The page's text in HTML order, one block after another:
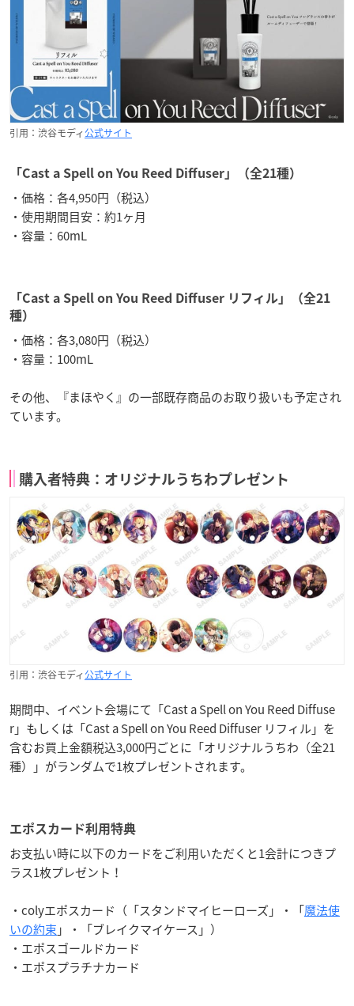
引用：渋谷モディ公式サイト
「Cast a Spell on You Reed Diffuser」（全21種）
・価格：各4,950円（税込）
・使用期間目安：約1ヶ月
・容量：60mL
「Cast a Spell on You Reed Diffuser リフィル」（全21
種）
・価格：各3,080円（税込）
・容量：100mL
その他、『まほやく』の一部既存商品のお取り扱いも予定され
ています。
購入者特典：オリジナルうちわプレゼント
引用：渋谷モディ公式サイト
期間中、イベント会場にて「Cast a Spell on You Reed Diffuse
r」もしくは「Cast a Spell on You Reed Diffuser リフィル」を
含むお買上金額税込3,000円ごとに「オリジナルうちわ（全21
種）」がランダムで1枚プレゼントされます。
エポスカード利用特典
お支払い時に以下のカードをご利用いただくと1会計につきプ
ラス1枚プレゼント！
・colyエポスカード（「スタンドマイヒーローズ」・「魔法使
いの約束 」・「ブレイクマイケース」）
・エポスゴールドカード
・エポスプラチナカード